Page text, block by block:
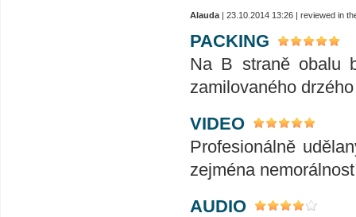
Alauda | 23.10.2014 13:26 | reviewed in
PACKING
Na B straně obalu
zamilovaného
VIDEO
Profesionálně
zejména
AUDIO